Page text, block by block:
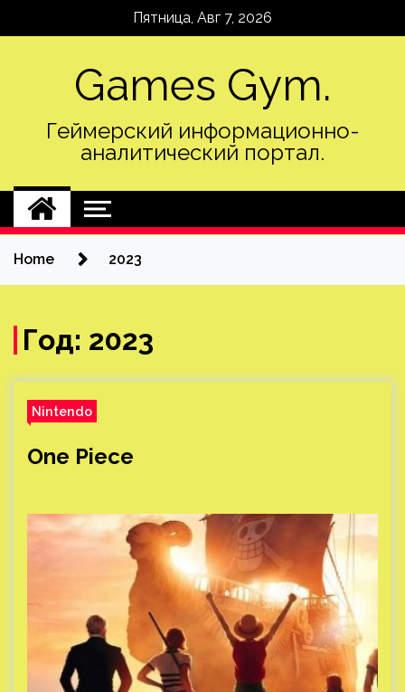
Пятница, Авг 7, 2026
Games Gym.
Геймерский информационно-
аналитический портал.
Home 2023
Год: 2023
Nintendo
One Piece